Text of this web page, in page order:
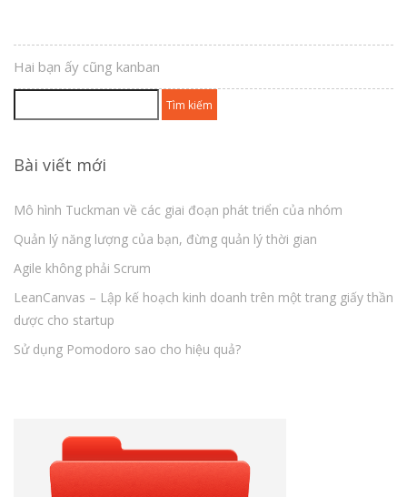
Hai bạn ấy cũng kanban
kiếm
Bài viết mới
Mô hình Tuckman về các giai đoạn phát triển của nhóm
Quản lý năng lượng của bạn, đừng quản lý thời gian
Agile không phải Scrum
LeanCanvas – Lập kế hoạch kinh doanh trên một trang giấy thần
dược cho startup
Sử dụng Pomodoro sao cho hiệu quả?